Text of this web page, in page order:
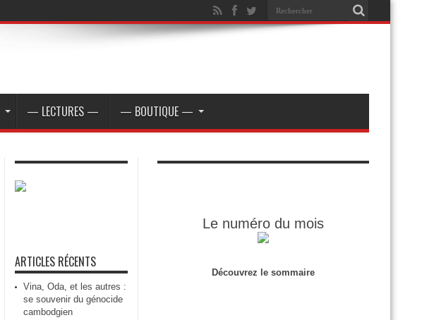
— LECTURES — — BOUTIQUE —
ARTICLES RÉCENTS
Vina, Oda, et les autres :
se souvenir du génocide
cambodgien
Le numéro du mois
Découvrez le sommaire